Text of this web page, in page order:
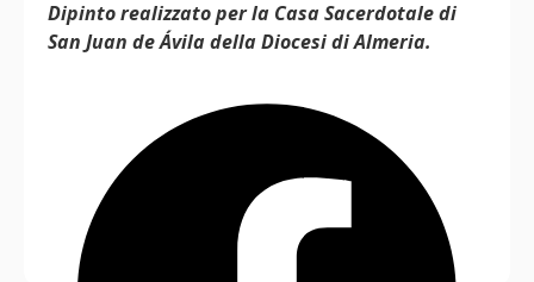
Dipinto realizzato per la Casa Sacerdotale di
San Juan de Ávila della Diocesi di Almeria.